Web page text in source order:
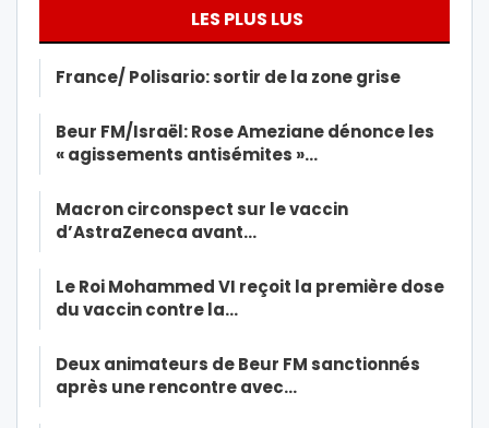
LES PLUS LUS
France/ Polisario: sortir de la zone grise
Beur FM/Israël: Rose Ameziane dénonce les
« agissements antisémites »…
Macron circonspect sur le vaccin
d’AstraZeneca avant…
Le Roi Mohammed VI reçoit la première dose
du vaccin contre la…
Deux animateurs de Beur FM sanctionnés
après une rencontre avec…